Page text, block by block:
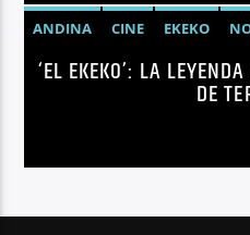
QUITOBICI
ANDINA CINE EKEKO
TENDENCIAS
TERROR
‘EL EKEKO’: LA
DE